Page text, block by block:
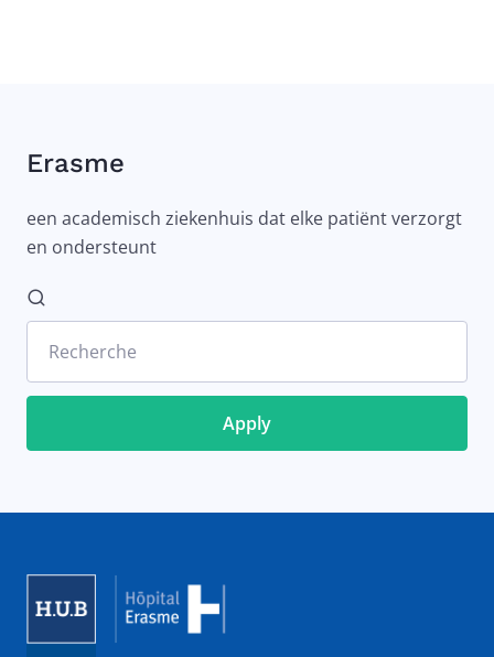
Erasme
een academisch ziekenhuis dat elke patiënt verzorgt
en ondersteunt
Recherche